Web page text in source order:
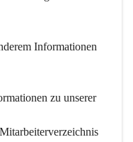
Informationen
zu unserer